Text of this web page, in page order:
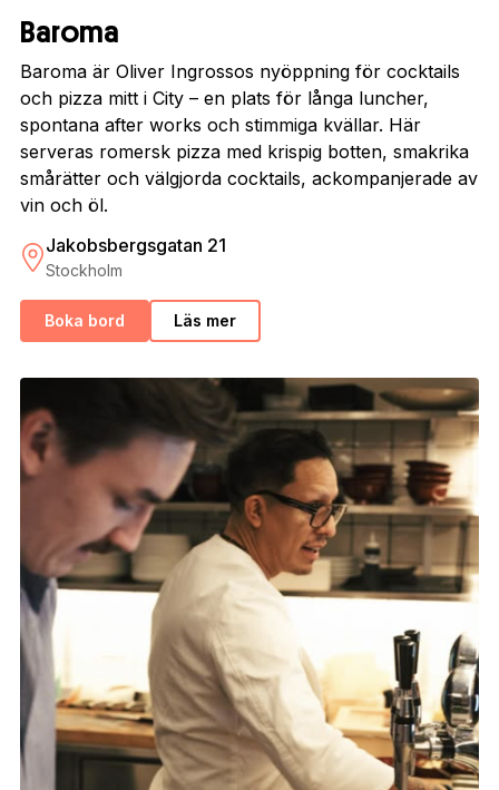
Baroma
Baroma är Oliver Ingrossos nyöppning för cocktails
och pizza mitt i City – en plats för långa luncher,
spontana after works och stimmiga kvällar. Här
serveras romersk pizza med krispig botten, smakrika
smårätter och välgjorda cocktails, ackompanjerade av
vin och öl.
Jakobsbergsgatan 21
Stockholm
Boka bord Läs mer